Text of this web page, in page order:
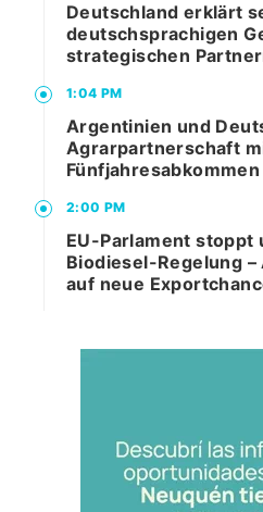
Deutschland erklärt
deutschsprachigen
strategischen
1:04 PM
Argentinien und
Agrarpartnerschaft
Fünfjahresabkommen
2:00 PM
EU-Parlament stoppt
Biodiesel-Regelung
auf neue